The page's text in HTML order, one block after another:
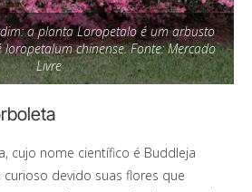
a planta Loropetalo é um arbusto
chinense. Fonte: Mercado
Livre
cujo nome científico é Buddleja
devido suas flores que